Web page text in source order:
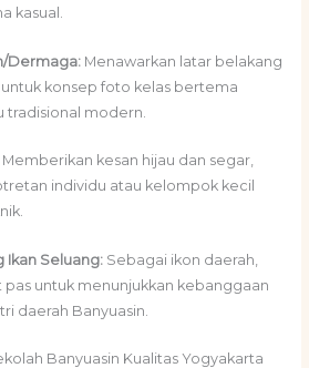
kasual.
Dermaga:Menawarkan latar belakang
untuk konsep foto kelas bertema
tradisional modern.
kesan hijau dan segar,
individu atau kelompok kecil
Ikan Seluang:Sebagai ikon daerah,
untuk menunjukkan kebanggaan
daerah Banyuasin.
Banyuasin Kualitas Yogyakarta